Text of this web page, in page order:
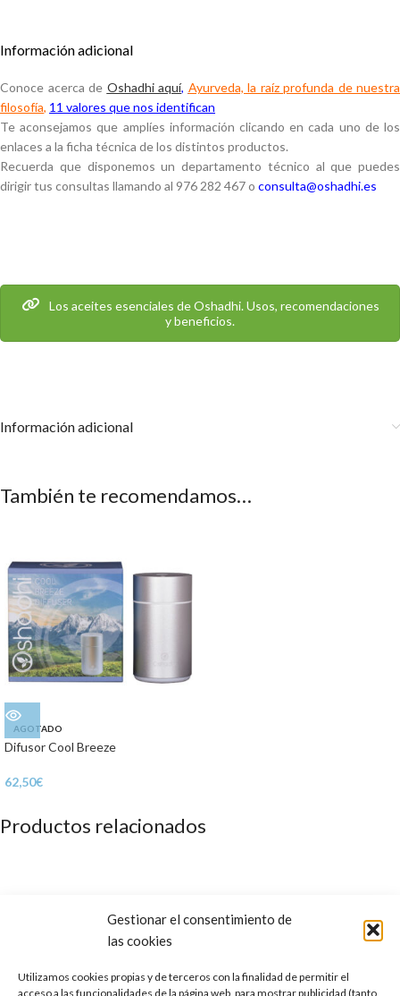
Gestionar el consentimiento de
las cookies
Utilizamos cookies propias y de terceros con la finalidad de permitir el
acceso a las funcionalidades de la página web, para mostrar publicidad (tanto
Información adicional
Conoce acerca de Oshadhi aquí, Ayurveda, la raíz profunda de nuestra
filosofía, 11 valores que nos identifican
Te aconsejamos que amplíes información clicando en cada uno de los
enlaces a la ficha técnica de los distintos productos.
Recuerda que disponemos un departamento técnico al que puedes
dirigir tus consultas llamando al 976 282 467 o consulta@oshadhi.es
Los aceites esenciales de Oshadhi. Usos, recomendaciones
y beneficios.
Información adicional
También te recomendamos…
AGOTADO
Difusor Cool Breeze
62,50€
Productos relacionados